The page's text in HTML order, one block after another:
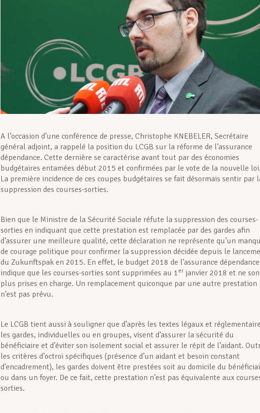
A l’occasion d’une conférence de presse, Christophe KNEBELER, Secrétaire
général adjoint, a rappelé la position du LCGB sur la réforme de l’assurance
dépendance. Cette dernière se caractérise avant tout par des économies
budgétaires entamées début 2015 et confirmées par le vote de la nouvelle loi.
La première incidence de ces coupes budgétaires se fait désormais sentir par
suppression des courses-sorties.
Bien que le Ministre de la Sécurité Sociale réfute la suppression des courses-
sorties en indiquant que cette prestation est remplacée par des gardes afin
d’assurer une meilleure qualité, cette déclaration ne représente qu’un
de courage politique pour confirmer la suppression décidée depuis le
du Zukunftspak en 2015. En effet, le budget 2018 de l’assurance dépendance
indique que les courses-sorties sont supprimées au 1 er janvier 2018 et ne
plus prises en charge. Un remplacement quiconque par une autre prestation
n’est pas prévu.
Le LCGB tient aussi à souligner que d’après les textes légaux et
les gardes, individuelles ou en groupes, visent d’assurer la sécurité du
bénéficiaire et d’éviter son isolement social et assurer le répit de l’aidant.
les critères d’octroi spécifiques (présence d’un aidant et besoin constant
d’encadrement), les gardes doivent être prestées soit au domicile du
ou dans un foyer. De ce fait, cette prestation n’est pas équivalente aux
sorties.